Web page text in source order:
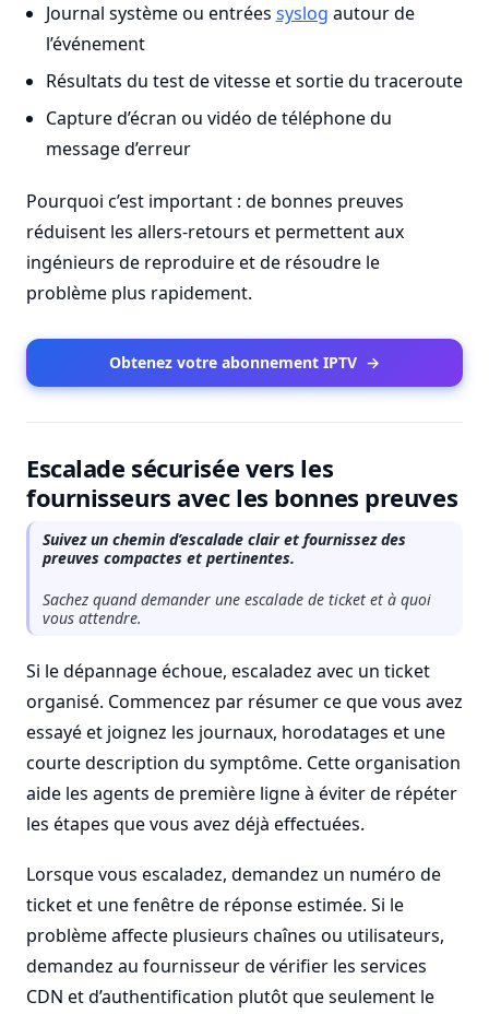
Journal système ou entrées syslog autour de
l’événement
Résultats du test de vitesse et sortie du traceroute
Capture d’écran ou vidéo de téléphone du
message d’erreur
Pourquoi c’est important : de bonnes preuves
réduisent les allers-retours et permettent aux
ingénieurs de reproduire et de résoudre le
problème plus rapidement.
Obtenez votre abonnement IPTV →
Escalade sécurisée vers les
fournisseurs avec les bonnes preuves
Suivez un chemin d’escalade clair et fournissez des
preuves compactes et pertinentes.
Sachez quand demander une escalade de ticket et à quoi
vous attendre.
Si le dépannage échoue, escaladez avec un ticket
organisé. Commencez par résumer ce que vous avez
essayé et joignez les journaux, horodatages et une
courte description du symptôme. Cette organisation
aide les agents de première ligne à éviter de répéter
les étapes que vous avez déjà effectuées.
Lorsque vous escaladez, demandez un numéro de
ticket et une fenêtre de réponse estimée. Si le
problème affecte plusieurs chaînes ou utilisateurs,
demandez au fournisseur de vérifier les services
CDN et d’authentification plutôt que seulement le